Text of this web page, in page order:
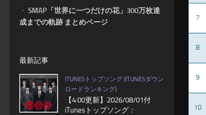
7
8
9
10
・ SMAP「世界に一つだけの花」300万枚達
成までの軌跡 まとめページ
最新記事
ITUNESトップソング (ITUNESダウン
ロードランキング)
【4:00更新】2026/08/01付
iTunesトップソング：